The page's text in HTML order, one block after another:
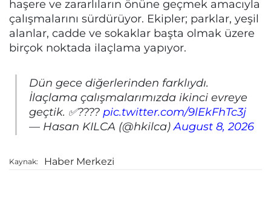
haşere ve zararlıların önüne geçmek amacıyla
çalışmalarını sürdürüyor. Ekipler; parklar, yeşil
alanlar, cadde ve sokaklar başta olmak üzere
birçok noktada ilaçlama yapıyor.
Dün gece diğerlerinden farklıydı.
İlaçlama çalışmalarımızda ikinci evreye
geçtik. ✅???? pic.twitter.com/9lEkFhTc3j
— Hasan KILCA (@hkilca) August 8, 2026
Kaynak: Haber Merkezi